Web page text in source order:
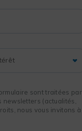
sont traitées par
(actualités,
nous vous invitons à